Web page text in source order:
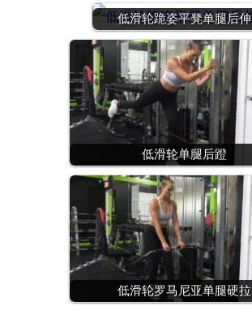
低滑轮跪姿平凳单腿后伸
低滑轮单腿后蹬
低滑轮罗马尼亚单腿硬拉